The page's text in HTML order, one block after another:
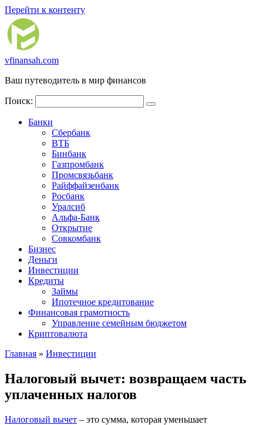
Перейти к контенту
vfinansah.com
Ваш путеводитель в мир финансов
Поиск:
Банки
Сбербанк
ВТБ
Бинбанк
Газпромбанк
Промсвязьбанк
Райффайзенбанк
Росбанк
Уралсиб
Альфа-Банк
Открытие
Совкомбанк
Бизнес
Деньги
Инвестиции
Кредиты
Займы
Ипотечное кредитование
Финансовая грамотность
Управление семейным бюджетом
Криптовалюта
Главная » Инвестиции
Налоговый вычет: возвращаем часть
уплаченных налогов
Налоговый вычет – это сумма, которая уменьшает